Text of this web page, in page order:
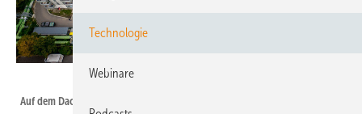
Auf dem Dach des Neubaus in Berlin Lichtenberg hätten noch mehr
Technologie
Webinare